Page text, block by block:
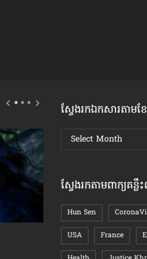
វិធីសាស្រ្តយកឈ្នះ​ចិត្ត«អនា
ស្វែងរកឯកសារតាមខែ
ស្វែងរក
ឯកសារ
ស្វែងរកតាមពាក្យគន្លឹ
Hun Sen
USA France